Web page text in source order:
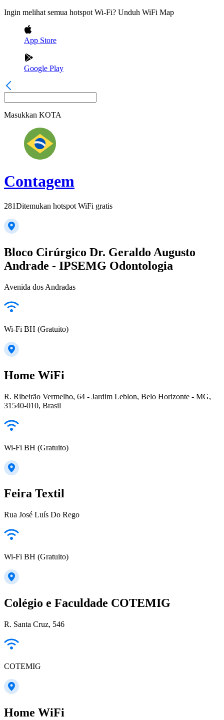
Ingin melihat semua hotspot Wi-Fi? Unduh WiFi Map
App Store
Google Play
Masukkan KOTA
Contagem
281Ditemukan hotspot WiFi gratis
Bloco Cirúrgico Dr. Geraldo Augusto
Andrade - IPSEMG Odontologia
Avenida dos Andradas
Wi-Fi BH (Gratuito)
Home WiFi
R. Ribeirão Vermelho, 64 - Jardim Leblon, Belo Horizonte - MG,
31540-010, Brasil
Wi-Fi BH (Gratuito)
Feira Textil
Rua José Luís Do Rego
Wi-Fi BH (Gratuito)
Colégio e Faculdade COTEMIG
R. Santa Cruz, 546
COTEMIG
Home WiFi